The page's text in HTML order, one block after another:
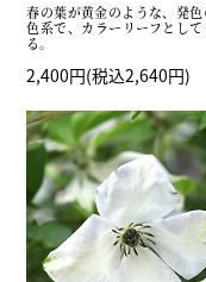
春の葉が黄金のような、発
色系で、カラーリーフとし
る。
2,400円(税込2,640円)